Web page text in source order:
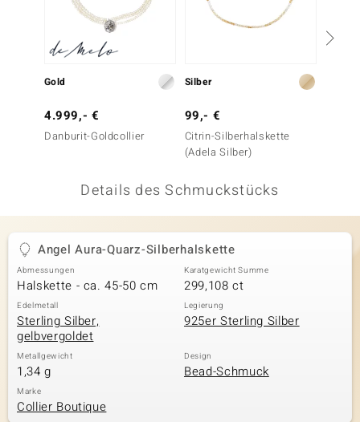
Collection
BY DE MELO
Classics
Gold
4.999,- €
Danburit-Goldcollier
Silber
99,- €
Citrin-Silberhalskette
(Adela Silber)
Details des Schmuckstücks
Angel Aura-Quarz-Silberhalskette
Abmessungen
Halskette - ca. 45-50 cm
Karatgewicht Summe
299,108 ct
Edelmetall
Sterling Silber,
gelbvergoldet
Legierung
925er Sterling Silber
Metallgewicht
1,34 g
Design
Bead-Schmuck
Marke
Collier Boutique